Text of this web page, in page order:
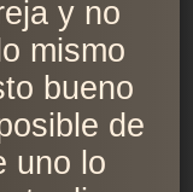
y no
mismo
bueno
de
uno lo